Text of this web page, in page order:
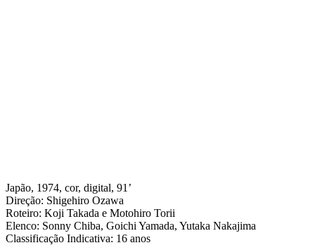
Japão, 1974, cor, digital, 91’
Direção: Shigehiro Ozawa
Roteiro: Koji Takada e Motohiro Torii
Elenco: Sonny Chiba, Goichi Yamada, Yutaka Nakajima
Classificação Indicativa: 16 anos